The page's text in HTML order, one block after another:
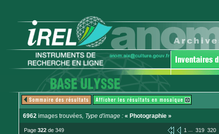
6962 images trouvées, Type d'image : « Photographie »
Page 322 de 349 1 ... 319 320